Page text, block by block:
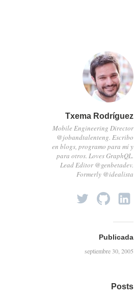
Txema Rodríguez
Mobile Engineering Director
@jobandtalenteng. Escribo
en blogs, programo para mí y
para otros. Loves GraphQL.
Lead Editor @genbetadev.
Formerly @idealista
Publicada
septiembre 30, 2005
Posts